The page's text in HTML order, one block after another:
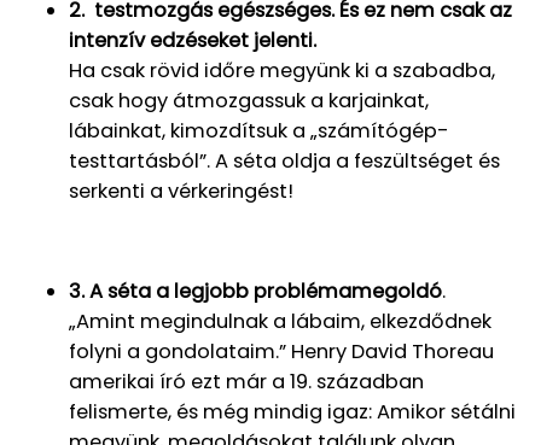
2. testmozgás egészséges. És ez nem csak az
intenzív edzéseket jelenti.
Ha csak rövid időre megyünk ki a szabadba,
csak hogy átmozgassuk a karjainkat,
lábainkat, kimozdítsuk a „számítógép-
testtartásból”. A séta oldja a feszültséget és
serkenti a vérkeringést!
3. A séta a legjobb problémamegoldó.
„Amint megindulnak a lábaim, elkezdődnek
folyni a gondolataim.” Henry David Thoreau
amerikai író ezt már a 19. században
felismerte, és még mindig igaz: Amikor sétálni